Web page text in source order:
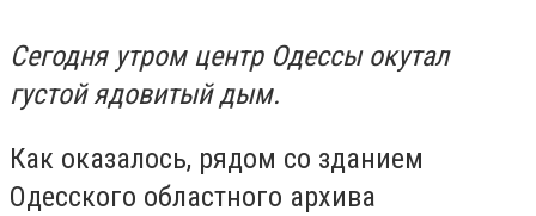
Сегодня утром центр Одессы окутал
густой ядовитый дым.
Как оказалось, рядом со зданием
Одесского областного архива